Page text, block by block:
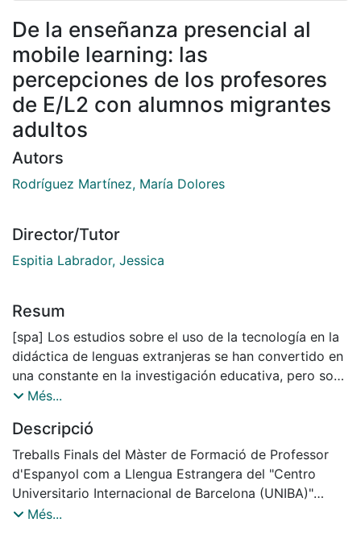
De la enseñanza presencial al
mobile learning: las
percepciones de los profesores
de E/L2 con alumnos migrantes
adultos
Autors
Rodríguez Martínez, María Dolores
Director/Tutor
Espitia Labrador, Jessica
Resum
[spa] Los estudios sobre el uso de la tecnología en la
didáctica de lenguas extranjeras se han convertido en
una constante en la investigación educativa, pero son
exiguos los que vinculan el colectivo de migrantes con
Para cubrir este hueco, esta investigación de corte
cualitativo y proyectada como un estudio de caso
describe la situación a la que se enfrentaron los
profesores de español y los alumnos migrantes
adultos de la ONG Fundación La Merced Migraciones
Més...
Descripció
Treballs Finals del Màster de Formació de Professor
d'Espanyol com a Llengua Estrangera del "Centro
Universitario Internacional de Barcelona (UNIBA)"
Adscrit a la Universitat de Barcelona. Curs: 2018-2020,
Més...